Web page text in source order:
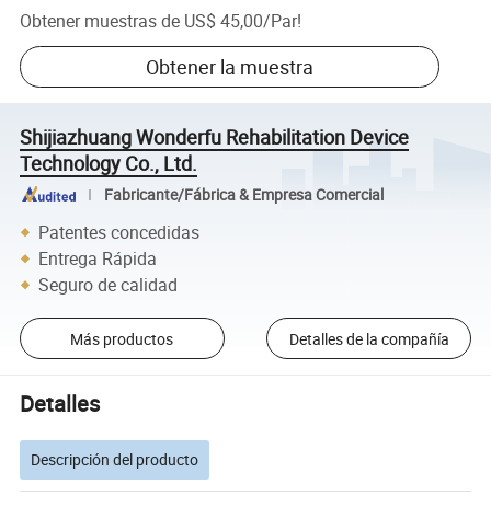
Obtener muestras de US$ 45,00/Par!
Obtener la muestra
Shijiazhuang Wonderfu Rehabilitation Device
Technology Co., Ltd.
Fabricante/Fábrica & Empresa Comercial
Patentes concedidas
Entrega Rápida
Seguro de calidad
Más productos Detalles de la compañía
Detalles
Descripción del producto